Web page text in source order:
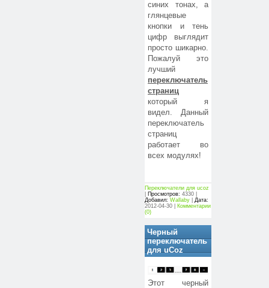
синих тонах, а
глянцевые
кнопки и тень
цифр выглядит
просто шикарно.
Пожалуй это
лучший
переключатель
страниц
который я
видел. Данный
переключатель
страниц
работает во
всех модулях!
Переключатели для ucoz
Просмотров: 4330 |
Добавил: Wallaby
Дата:
2012-04-30
Комментарии
(0)
Черный
переключатель
для uCoz
Этот черный